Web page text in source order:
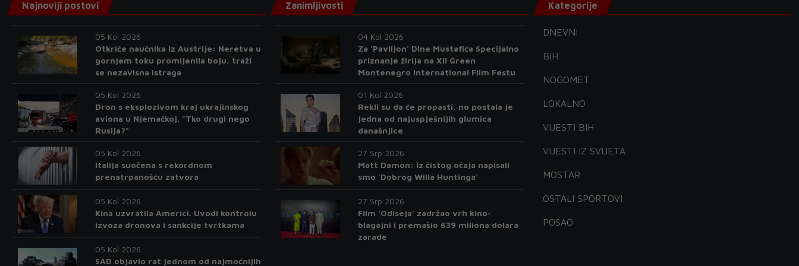
Najnoviji postovi
05 Kol 2026
Otkriće naučnika iz Austrije: Neretva u
gornjem toku promijenila boju, traži
se nezavisna istraga
05 Kol 2026
Dron s eksplozivom kraj ukrajinskog
aviona u Njemačkoj. "Tko drugi nego
Rusija?"
05 Kol 2026
Italija suočena s rekordnom
prenatrpanošću zatvora
05 Kol 2026
Kina uzvratila Americi. Uvodi kontrolu
izvoza dronova i sankcije tvrtkama
05 Kol 2026
SAD objavio rat jednom od najmoćnijih
Zanimljivosti
04 Kol 2026
Za 'Paviljon' Dine Mustafića Specijalno
priznanje žirija na XII Green
Montenegro International Film Festu
01 Kol 2026
Rekli su da će propasti, no postala je
jedna od najuspješnijih glumica
današnjice
27 Srp 2026
Matt Damon: Iz čistog očaja napisali
smo 'Dobrog Willa Huntinga'
27 Srp 2026
Film 'Odiseja' zadržao vrh kino-
blagajni i premašio 639 miliona dolara
zarade
Kategorije
DNEVNI
BIH
NOGOMET
LOKALNO
VIJESTI BIH
VIJESTI IZ SVIJETA
MOSTAR
OSTALI SPORTOVI
POSAO